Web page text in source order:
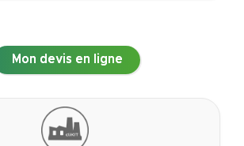
Mon devis en ligne